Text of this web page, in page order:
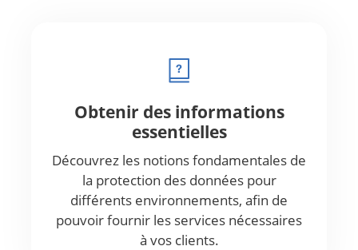
Obtenir des informations
essentielles
Découvrez les notions fondamentales de
la protection des données pour
différents environnements, afin de
pouvoir fournir les services nécessaires
à vos clients.